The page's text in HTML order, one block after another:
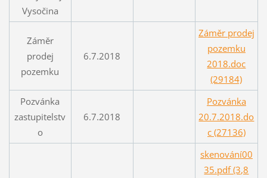
Vysočina
Záměr
prodej
pozemku
6.7.2018
Záměr prodej
pozemku
2018.doc
(29184)
Pozvánka
zastupitelstv
o
6.7.2018
Pozvánka
20.7.2018.do
c (27136)
skenování00
35.pdf (3,8